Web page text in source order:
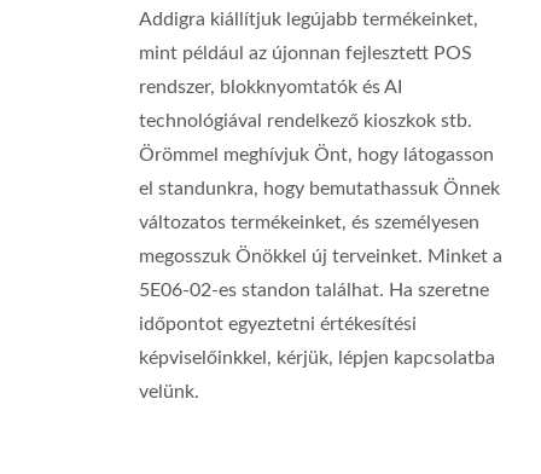
Addigra kiállítjuk legújabb termékeinket,
mint például az újonnan fejlesztett POS
rendszer, blokknyomtatók és AI
technológiával rendelkező kioszkok stb.
Örömmel meghívjuk Önt, hogy látogasson
el standunkra, hogy bemutathassuk Önnek
változatos termékeinket, és személyesen
megosszuk Önökkel új terveinket. Minket a
5E06-02-es standon találhat. Ha szeretne
időpontot egyeztetni értékesítési
képviselőinkkel, kérjük, lépjen kapcsolatba
velünk.